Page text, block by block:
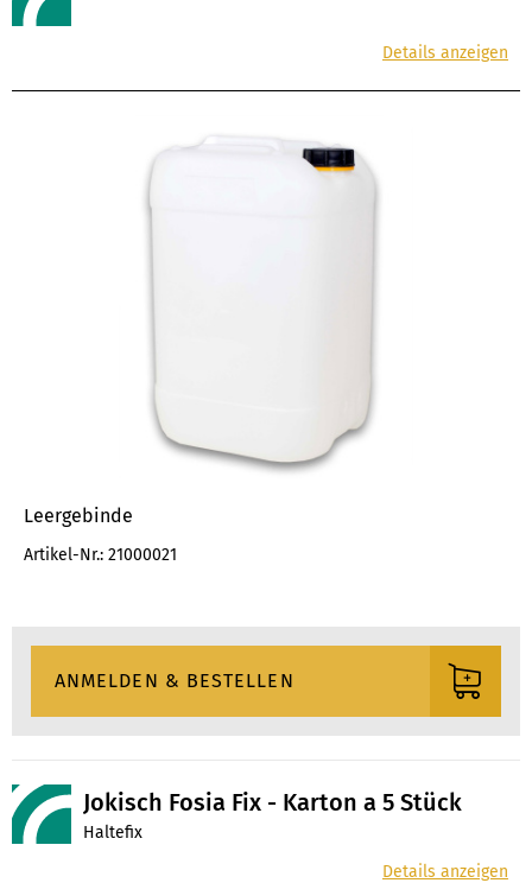
Details anzeigen
Leergebinde
Artikel-Nr.: 21000021
Jokisch Fosia Fix - Karton a 5 Stück
Haltefix
Details anzeigen